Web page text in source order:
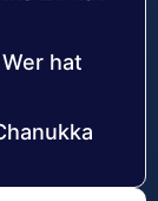
hat